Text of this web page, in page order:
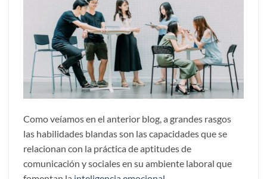
Como veíamos en el anterior blog, a grandes rasgos
las habilidades blandas son las capacidades que se
relacionan con la práctica de aptitudes de
comunicación y sociales en su ambiente laboral que